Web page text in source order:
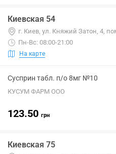
Киевская 54
г. Киев, ул. Княжий Затон, 4,
Пн-Вс: 08:00-21:00
На карте
Сусприн табл. п/о 8мг №10
КУСУМ ФАРМ ООО
123.50 грн
Киевская 75